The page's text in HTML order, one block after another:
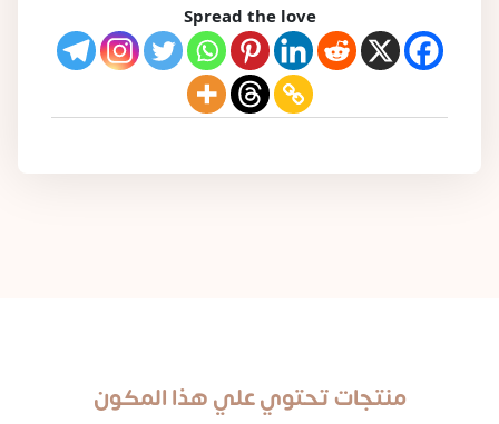
Spread the love
منتجات تحتوي علي هذا المكون